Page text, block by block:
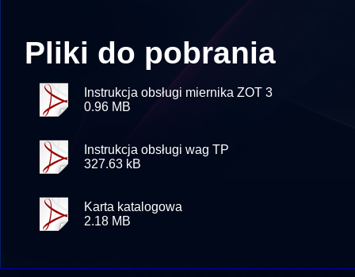
Pliki do pobrania
Instrukcja obsługi miernika ZOT 3
0.96 MB
Instrukcja obsługi wag TP
327.63 kB
Karta katalogowa
2.18 MB